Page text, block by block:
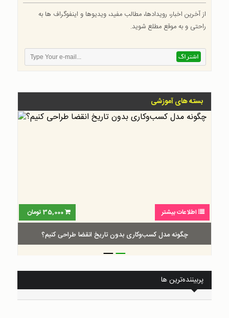
از آخرین اخبار، رویدادها، مطالب مفید، ویدیوها و اینفوگراف ها به
راحتی و به موقع مطلع شوید.
بسته های آموزشی
اطلاعات بیشتر 35,000 تومان
چگونه مدل کسب‌و‌کاری بدون تاریخ انقضا طراحی کنیم؟
__
پربیننده‌ترین ها